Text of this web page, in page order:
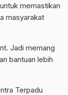
memastikan
masyarakat
Jadi memang
bantuan lebih
Terpadu